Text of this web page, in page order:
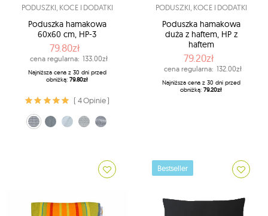
PODUSZKI, KOCE I DODATKI
Poduszka hamakowa
60x60 cm, HP-3
79.80zł
cena regularna: 133.00zł
Najniższa cena z 30 dni przed
obniżką: 79.80zł
( 4 Opinie )
biało-niebieski (321)
morski (323)
jasny jeans (327)
kremowo-niebieski (328)
błękitny-ecru (337)
PODUSZKI, KOCE I DODATKI
Poduszka hamakowa
duża z haftem, HP z
haftem
79.20zł
cena regularna: 132.00zł
Najniższa cena z 30 dni przed
obniżką: 79.20zł
Bestseller